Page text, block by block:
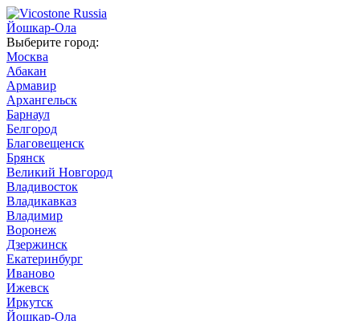
Йошкар-Ола
Выберите город:
Москва
Абакан
Армавир
Архангельск
Барнаул
Белгород
Благовещенск
Брянск
Великий Новгород
Владивосток
Владикавказ
Владимир
Воронеж
Дзержинск
Екатеринбург
Иваново
Ижевск
Иркутск
Йошкар-Ола